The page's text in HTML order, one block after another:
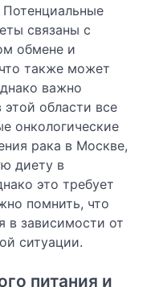
связаны с
обмене и
также может
важно
области все
онкологические
рака в Москве,
диету в
это требует
помнить, что
в зависимости от
ситуации.
питания и